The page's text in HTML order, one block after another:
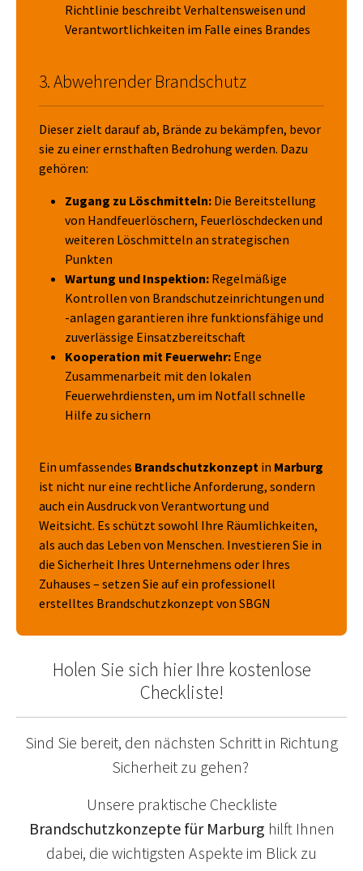
Richtlinie beschreibt Verhaltensweisen und
Verantwortlichkeiten im Falle eines Brandes
3. Abwehrender Brandschutz
Dieser zielt darauf ab, Brände zu bekämpfen, bevor
sie zu einer ernsthaften Bedrohung werden. Dazu
gehören:
Zugang zu Löschmitteln: Die Bereitstellung
von Handfeuerlöschern, Feuerlöschdecken und
weiteren Löschmitteln an strategischen
Punkten
Wartung und Inspektion: Regelmäßige
Kontrollen von Brandschutzeinrichtungen und
-anlagen garantieren ihre funktionsfähige und
zuverlässige Einsatzbereitschaft
Kooperation mit Feuerwehr: Enge
Zusammenarbeit mit den lokalen
Feuerwehrdiensten, um im Notfall schnelle
Hilfe zu sichern
Ein umfassendes Brandschutzkonzept in Marburg
ist nicht nur eine rechtliche Anforderung, sondern
auch ein Ausdruck von Verantwortung und
Weitsicht. Es schützt sowohl Ihre Räumlichkeiten,
als auch das Leben von Menschen. Investieren Sie in
die Sicherheit Ihres Unternehmens oder Ihres
Zuhauses – setzen Sie auf ein professionell
erstelltes Brandschutzkonzept von SBGN
Holen Sie sich hier Ihre kostenlose
Checkliste!
Sind Sie bereit, den nächsten Schritt in Richtung
Sicherheit zu gehen?
Unsere praktische Checkliste
Brandschutzkonzepte für Marburg hilft Ihnen
dabei, die wichtigsten Aspekte im Blick zu